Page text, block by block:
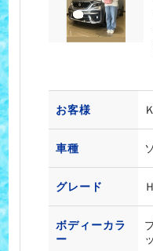
お客様
車種
グレード
ボディーカラ
ー